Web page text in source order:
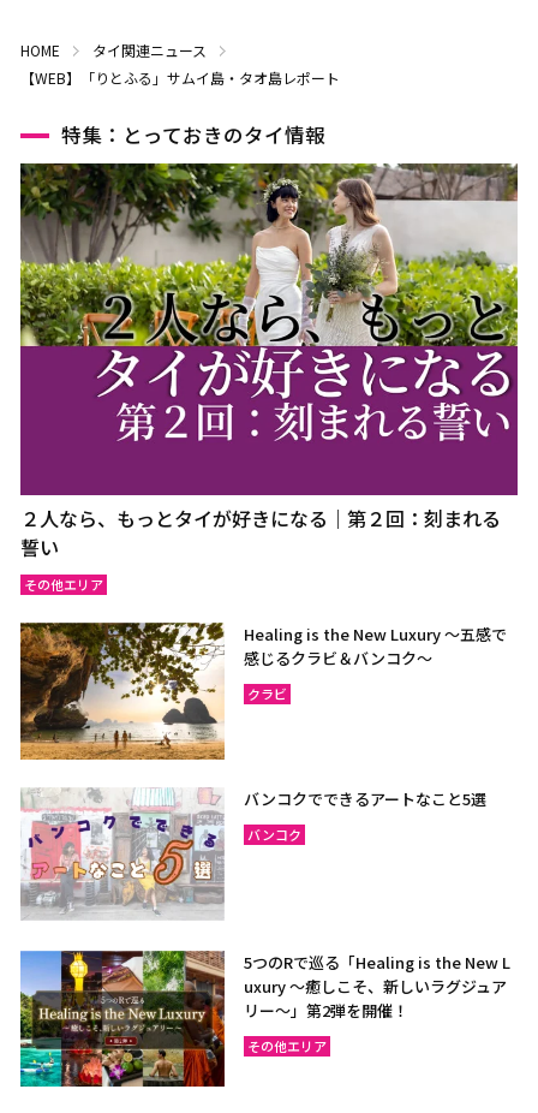
HOME
タイ関連ニュース
【WEB】「りとふる」サムイ島・タオ島レポート
特集：とっておきのタイ情報
２人なら、もっとタイが好きになる｜第２回：刻まれる
誓い
その他エリア
Healing is the New Luxury ～五感で
感じるクラビ＆バンコク～
クラビ
バンコクでできるアートなこと5選
バンコク
5つのRで巡る「Healing is the New L
uxury ～癒しこそ、新しいラグジュア
リー〜」第2弾を開催！
その他エリア